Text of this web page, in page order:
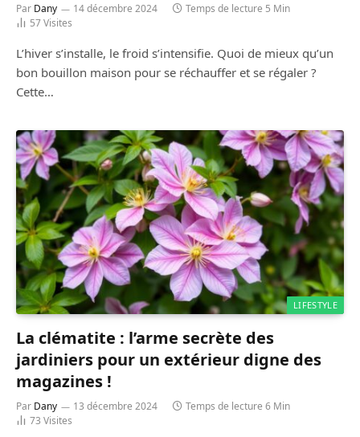
Par Dany 14 décembre 2024
Temps de lecture 5 Min
57Visites
L’hiver s’installe, le froid s’intensifie. Quoi de mieux qu’un
bon bouillon maison pour se réchauffer et se régaler ?
Cette…
LIFESTYLE
La clématite : l’arme secrète des
jardiniers pour un extérieur digne des
magazines !
Par Dany 13 décembre 2024
Temps de lecture 6 Min
73 Visites